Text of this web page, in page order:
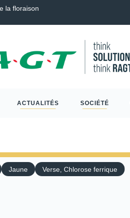
à paille et Protéagineux…
ACTUALITÉS SOCIÉTÉ
Jaune Verse, Chlorose ferrique